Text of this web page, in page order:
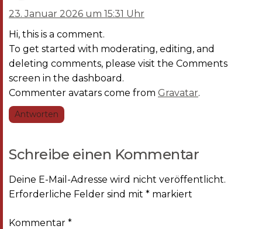
23. Januar 2026 um 15:31 Uhr
Hi, this is a comment.
To get started with moderating, editing, and
deleting comments, please visit the Comments
screen in the dashboard.
Commenter avatars come from Gravatar.
Antworten
Schreibe einen Kommentar
Deine E-Mail-Adresse wird nicht veröffentlicht.
Erforderliche Felder sind mit * markiert
Kommentar *